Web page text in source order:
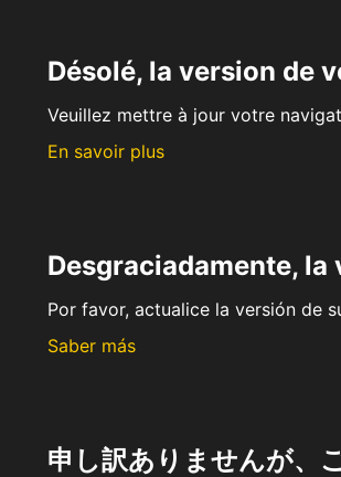
Désolé, la version de
Veuillez mettre à jour votre
En savoir plus
Desgraciadamente, la
Por favor, actualice la versión de
Saber más
申し訳ありませんが、